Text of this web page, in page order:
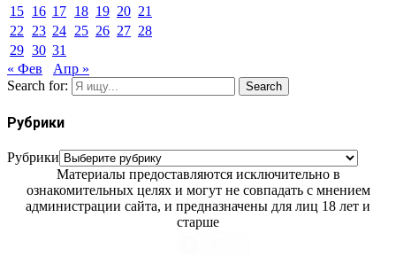
15 16 17 18 19 20 21
22
23 24 25 26 27 28
29 30 31
« Фев
Апр »
Search for:
Search
Рубрики
Рубрики
Материалы предоставляются исключительно в
ознакомительных целях и могут не совпадать с мнением
администрации сайта, и предназначены для лиц 18 лет и
старше